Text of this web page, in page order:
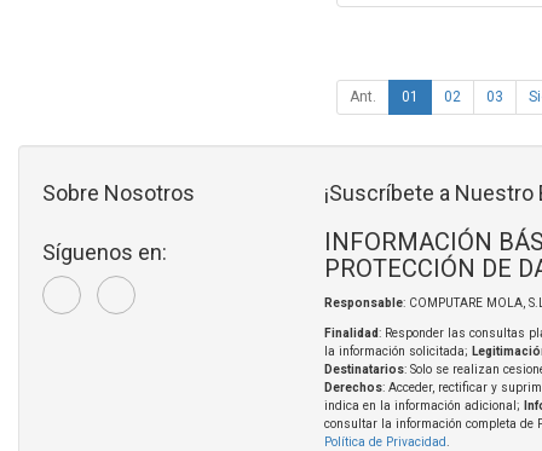
Ant. 01 02 03
Sobre Nosotros
Síguenos en:
¡Suscríbete a Nuestro
INFORMACIÓN
PROTECCIÓN DE
Responsable: COMPUTARE MOLA,
Finalidad: Responder las consultas
la información solicitada;
Destinatarios: Solo se realizan
Derechos: Acceder, rectificar y
indica en la información adicional;
consultar la información completa de
Política de Privacidad.